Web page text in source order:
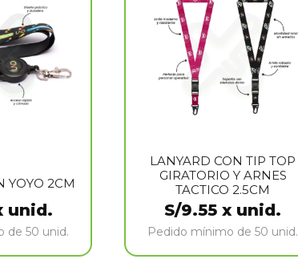
YOYO 2CM
unid.
de 50 unid.
LANYARD CON TIP TOP
GIRATORIO Y ARNES
TACTICO 2.5CM
S/9.55 x unid.
Pedido mínimo de 50 unid.